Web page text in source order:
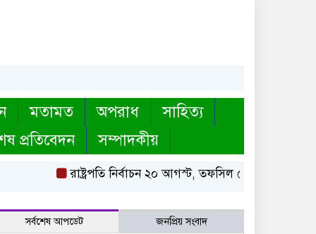
মতামত অপরাধ
সাহিত্য
প্রতিবেদন সম্পাদকীয়
রাষ্ট্রপতি নির্বাচন ২০ আগস্ট, তফসিল ঘোষণা ইসির
সর্বশেষ আপডেট জনপ্রিয় সংবাদ